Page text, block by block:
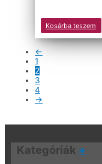
Kosárba teszem
←
1
2
3
4
→
Kategóriák +